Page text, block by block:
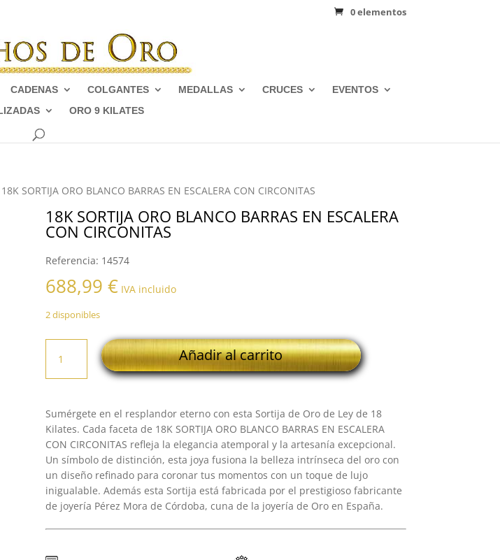
0 elementos
CADENAS COLGANTES MEDALLAS CRUCES
EVENTOS
ORO 9 KILATES
SORTIJA ORO BLANCO BARRAS EN ESCALERA CON CIRCONITAS
18K SORTIJA ORO BLANCO BARRAS EN ESCALERA
CON CIRCONITAS
Referencia: 14574
688,99 € IVA incluido
2 disponibles
SORTIJA
ORO
BARRAS
EN
CIRCONITAS
cantidad
Añadir al carrito
Sumérgete en el resplandor eterno con esta Sortija de Oro de Ley de 18
Kilates. Cada faceta de 18K SORTIJA ORO BLANCO BARRAS EN ESCALERA
CON CIRCONITAS refleja la elegancia atemporal y la artesanía excepcional.
Un símbolo de distinción, esta joya fusiona la belleza intrínseca del oro con
un diseño refinado para coronar tus momentos con un toque de lujo
inigualable. Además esta Sortija está fabricada por el prestigioso fabricante
de joyería Pérez Mora de Córdoba, cuna de la joyería de Oro en España.